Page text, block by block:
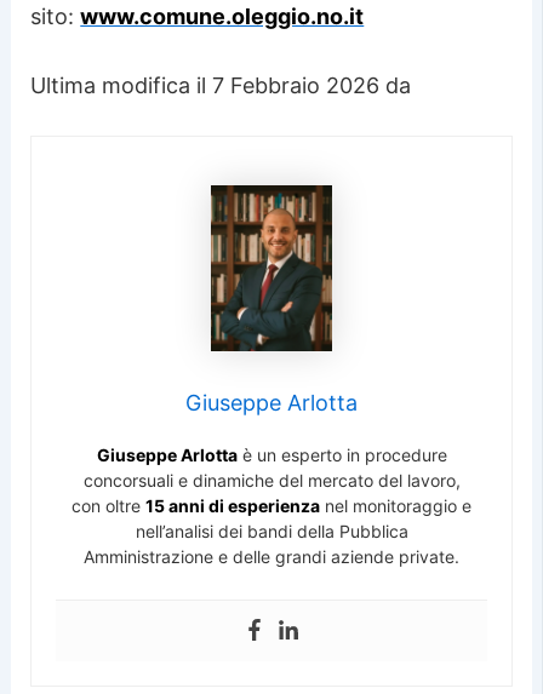
sito:www.comune.oleggio.no.it
Ultima modifica il 7 Febbraio 2026 da
Giuseppe Arlotta
Giuseppe Arlottaè un esperto in procedure
concorsuali e dinamiche del mercato del lavoro,
con oltre 15 anni di esperienza nel monitoraggio e
nell’analisi dei bandi della Pubblica
Amministrazione e delle grandi aziende private.